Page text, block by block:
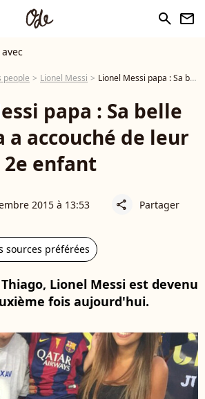
search newsletter
people Lionel Messi Lionel Messi papa : Sa belle Antonella a accouché de leur 2e enfant
papa : Sa belle
a accouché de leur
2e enfant
2015 à 13:53 share Partager
sources préférées
Lionel Messi est devenu
fois aujourd'hui.